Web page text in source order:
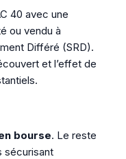
40 avec une
ou vendu à
Différé (SRD).
et l’effet de
bourse. Le reste
sécurisant